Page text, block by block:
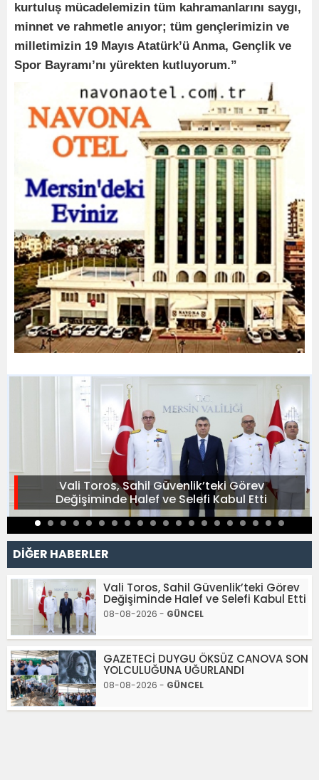
kurtuluş mücadelemizin tüm kahramanlarını saygı,
minnet ve rahmetle anıyor; tüm gençlerimizin ve
milletimizin 19 Mayıs Atatürk’ü Anma, Gençlik ve
Spor Bayramı’nı yürekten kutluyorum.”
Vali Toros, Sahil Güvenlik’teki Görev
Değişiminde Halef ve Selefi Kabul Etti
DİĞER HABERLER
Vali Toros, Sahil Güvenlik’teki Görev
Değişiminde Halef ve Selefi Kabul Etti
08-08-2026 - GÜNCEL
GAZETECİ DUYGU ÖKSÜZ CANOVA SON
YOLCULUĞUNA UĞURLANDI
08-08-2026 - GÜNCEL